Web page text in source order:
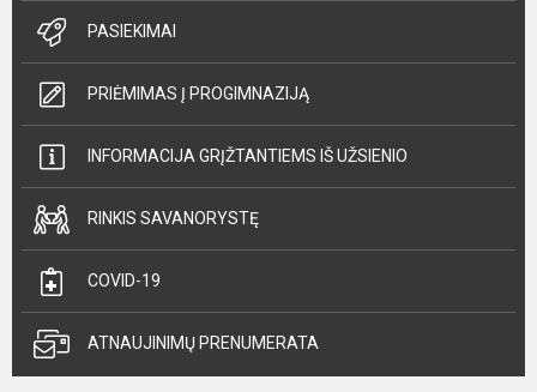
PASIEKIMAI
PRIĖMIMAS Į PROGIMNAZIJĄ
INFORMACIJA GRĮŽTANTIEMS IŠ UŽSIENIO
RINKIS SAVANORYSTĘ
COVID-19
ATNAUJINIMŲ PRENUMERATA